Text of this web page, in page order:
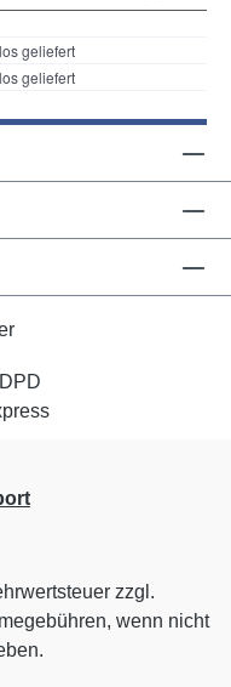
zzgl.
wenn nicht